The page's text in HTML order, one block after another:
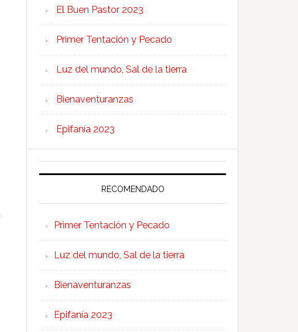
El Buen Pastor 2023
Primer Tentación y Pecado
Luz del mundo, Sal de la tierra
Bienaventuranzas
Epifanía 2023
RECOMENDADO
Primer Tentación y Pecado
Luz del mundo, Sal de la tierra
Bienaventuranzas
Epifanía 2023